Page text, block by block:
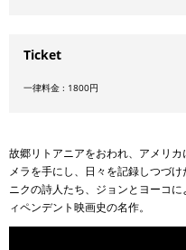
Ticket
一律料金 : 1800円
故郷リトアニアをおわれ、アメリ
メラを手にし、日々を記録しつづ
ニクの詩人たち、ジョンとヨーコ
ィペンデント映画史の名作。